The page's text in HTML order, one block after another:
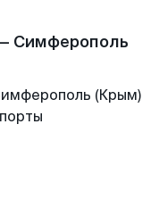
Симферополь
(Крым)